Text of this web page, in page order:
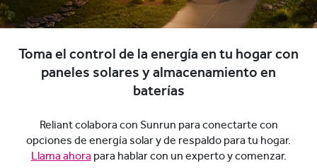
Toma el control de la energía en tu hogar con
paneles solares y almacenamiento en
baterías
Reliant colabora con Sunrun para conectarte con
opciones de energía solar y de respaldo para tu hogar.
Llama ahora para hablar con un experto y comenzar.